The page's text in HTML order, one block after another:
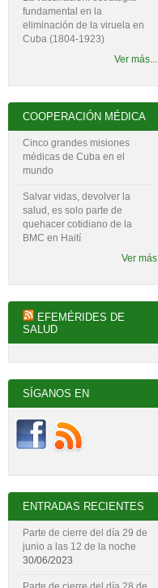
fundamental en la
eliminación de la viruela en
Cuba (1804-‍1923)
Ver más...
COOPERACIÓN MÉDICA
Cinco grandes misiones
médicas de Cuba en el
mundo
Salvar vidas, devolver la
salud, es solo parte de
quehacer cotidiano de la
BMC en Haití
Ver más
EFEMÉRIDES DE
SALUD
SÍGANOS EN
ENTRADAS RECIENTES
Parte de cierre del día 29 de
junio a las 12 de la noche
30/06/2023